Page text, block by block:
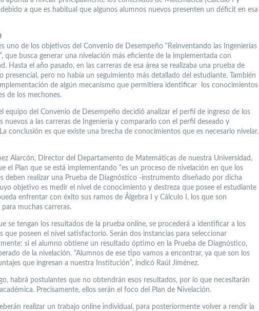
a que es habitual que algunos alumnos nuevos presenten un déficit en esa
uno de los objetivos del Convenio de Desempeño “Reinventando las Ingenierías
que busca generar una nivelación más eficiente de la implementada con
Hasta el año pasado, en las carreras de esa área se realizaba una prueba de
presencial, pero no había un seguimiento más detallado del estudiante. También
de algún mecanismo que permitiera identificar los conocimientos
de los mechones.
equipo del Convenio de Desempeño decidió analizar el perfil de ingreso de los
nuevos a las carreras de Ingeniería y compararlo con el perfil deseado y
conclusión es que existe una brecha de conocimientos que es necesario nivelar.
Alarcón, Director del Departamento de Matemáticas de nuestra Universidad,
el Plan que se está implementando “es un proceso de nivelación en que los
deben realizar una Prueba de Diagnóstico -instrumento diseñado por dicha
objetivo es medir el nivel de conocimiento y destreza que posee el estudiante
enfrentar con éxito sus ramos de Álgebra I y Cálculo I, los que son
para muchas carreras.
se tengan los resultados de la prueba online, se procederá a identificar a los
que poseen el nivel satisfactorio. Serán dos instancias para seleccionar
si el alumno obtiene un resultado óptimo en la Prueba de Diagnóstico,
de la nivelación. “Alumnos de ese tipo vamos a encontrar, ya que son los
que ingresan a nuestra Institución”, indicó Raúl Jiménez.
habrá postulantes que no obtendrán esos resultados, por lo que necesitarán
Precisamente, ellos serán el foco del Plan de Nivelación.
realizar un trabajo online individual, para posteriormente volver a rendir la